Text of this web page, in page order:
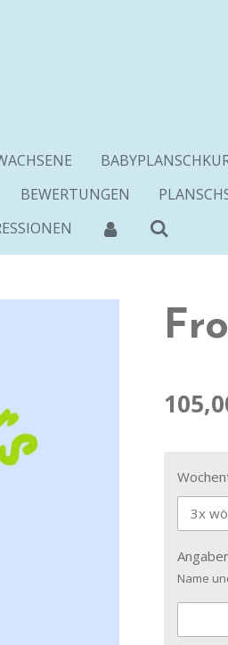
BEWERTUNGEN
Name